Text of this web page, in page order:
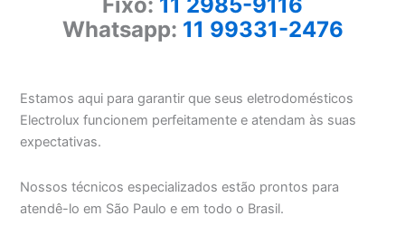
Whatsapp: 11 99331-2476
Estamos aqui para garantir que seus eletrodomésticos
Electrolux funcionem perfeitamente e atendam às suas
expectativas.
Nossos técnicos especializados estão prontos para
atendê-lo em São Paulo e em todo o Brasil.